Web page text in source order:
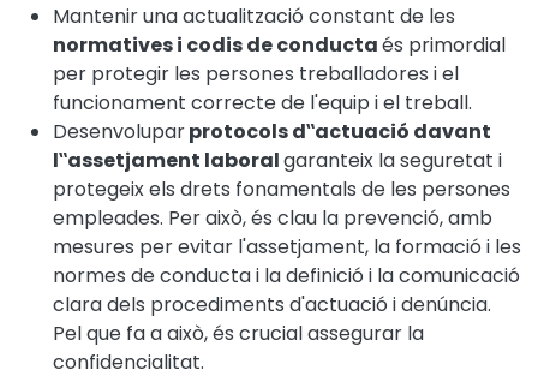
Mantenir una actualització constant de les
normatives i codis de conductaés primordial
per protegir les persones treballadores i el
funcionament correcte de l'equip i el treball.
Desenvoluparprotocols d‟actuació davant
l‟assetjament laboralgaranteix la seguretat i
protegeix els drets fonamentals de les persones
empleades. Per això, és clau la prevenció, amb
mesures per evitar l'assetjament, la formació i les
normes de conducta i la definició i la comunicació
clara dels procediments d'actuació i denúncia.
Pel que fa a això, és crucial assegurar la
confidencialitat.